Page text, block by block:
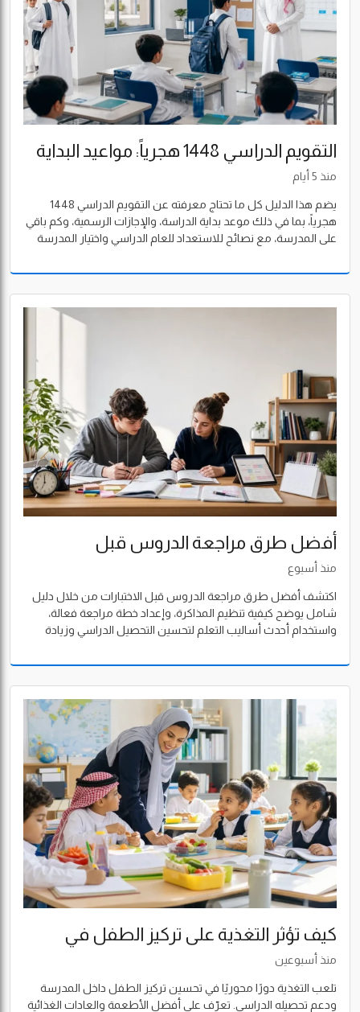
التقويم الدراسي 1448 هجرياً: مواعيد البداية
والإجازات وكم باقي على المدرسة
منذ 5 أيام
يضم هذا الدليل كل ما تحتاج معرفته عن التقويم الدراسي 1448
هجرياً، بما في ذلك موعد بداية الدراسة، والإجازات الرسمية، وكم باقي
على المدرسة، مع نصائح للاستعداد للعام الدراسي واختيار المدرسة
أفضل طرق مراجعة الدروس قبل
الاختبارات: دليل شامل لتحقيق أفضل النتائج
منذ أسبوع
اكتشف أفضل طرق مراجعة الدروس قبل الاختبارات من خلال دليل
شامل يوضح كيفية تنظيم المذاكرة، وإعداد خطة مراجعة فعالة،
واستخدام أحدث أساليب التعلم لتحسين التحصيل الدراسي وزيادة
كيف تؤثر التغذية على تركيز الطفل في
المدرسة؟
منذ أسبوعين
تلعب التغذية دورًا محوريًا في تحسين تركيز الطفل داخل المدرسة
ودعم تحصيله الدراسي. تعرّف على أفضل الأطعمة والعادات الغذائية